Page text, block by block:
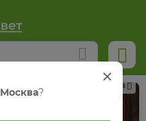
Реклама
Москва?